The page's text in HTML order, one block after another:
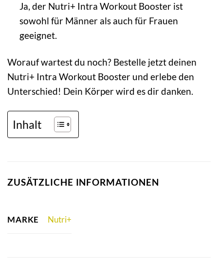
Ja, der Nutri+ Intra Workout Booster ist
sowohl für Männer als auch für Frauen
geeignet.
Worauf wartest du noch? Bestelle jetzt deinen
Nutri+ Intra Workout Booster und erlebe den
Unterschied! Dein Körper wird es dir danken.
Inhalt
ZUSÄTZLICHE INFORMATIONEN
MARKE Nutri+